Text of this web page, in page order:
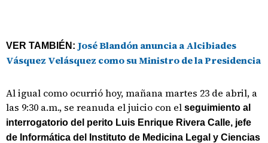
VER TAMBIÉN: José Blandón anuncia a Alcibiades
Vásquez Velásquez como su Ministro de la Presidencia
Al igual como ocurrió hoy, mañana martes 23 de abril, a
las 9:30 a.m., se reanuda el juicio con el seguimiento al
interrogatorio del perito Luis Enrique Rivera Calle, jefe
de Informática del Instituto de Medicina Legal y Ciencias